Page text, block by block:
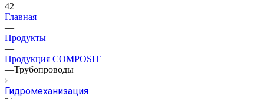
42
Главная
—
Продукты
—
Продукция COMPOSIT
—Трубопроводы
Гидромеханизация